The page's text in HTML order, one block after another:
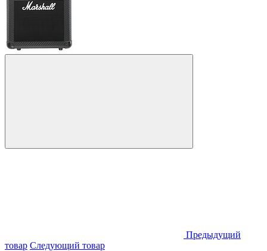
Предыдущий
товар Следующий товар